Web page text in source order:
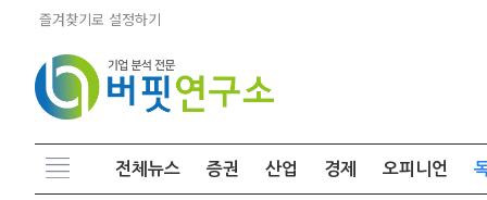
즐겨찾기로 설정하기
전체뉴스 증권 산업 경제 오피니언